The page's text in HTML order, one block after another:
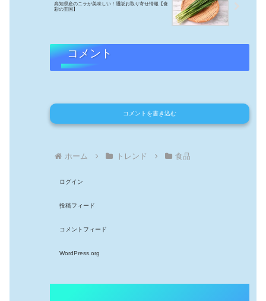
高知県産のニラが美味しい！通販お取り寄せ情報【食
彩の王国】
コメント
コメントを書き込む
ホーム トレンド 食品
ログイン
投稿フィード
コメントフィード
WordPress.org